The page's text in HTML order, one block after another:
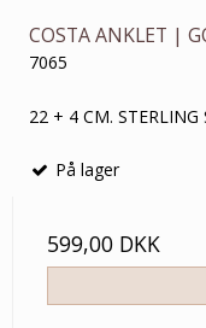
COSTA ANKLET |
7065
22 + 4 CM. STERLING
På lager
599,00 DKK